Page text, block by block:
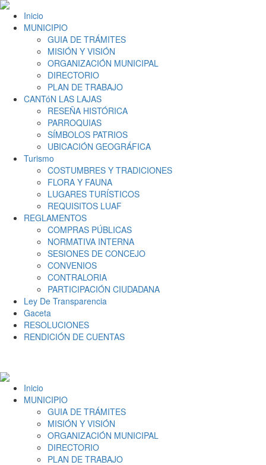
Inicio
MUNICIPIO
GUIA DE TRÁMITES
MISIÓN Y VISIÓN
ORGANIZACIÓN MUNICIPAL
DIRECTORIO
PLAN DE TRABAJO
CANTóN LAS LAJAS
RESEÑA HISTÓRICA
PARROQUIAS
SÍMBOLOS PATRIOS
UBICACIÓN GEOGRÁFICA
Turismo
COSTUMBRES Y TRADICIONES
FLORA Y FAUNA
LUGARES TURÍSTICOS
REQUISITOS LUAF
REGLAMENTOS
COMPRAS PÚBLICAS
NORMATIVA INTERNA
SESIONES DE CONCEJO
CONVENIOS
CONTRALORIA
PARTICIPACIÓN CIUDADANA
Ley De Transparencia
Gaceta
RESOLUCIONES
RENDICIÓN DE CUENTAS